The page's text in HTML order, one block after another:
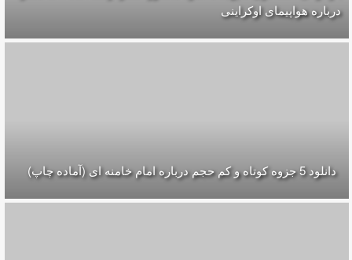
درباره هواپیمای اوکراینی
دانلود 5 جزوه كوتاه و كم حجم درباره امام خامنه ای (آماده چاپ)